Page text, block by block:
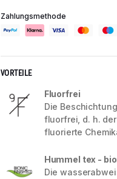
Zahlungsmethode
VORTEILE
Fluorfrei
Die
fluorfrei, d. h.
fluorierte
Hummel tex -
Die